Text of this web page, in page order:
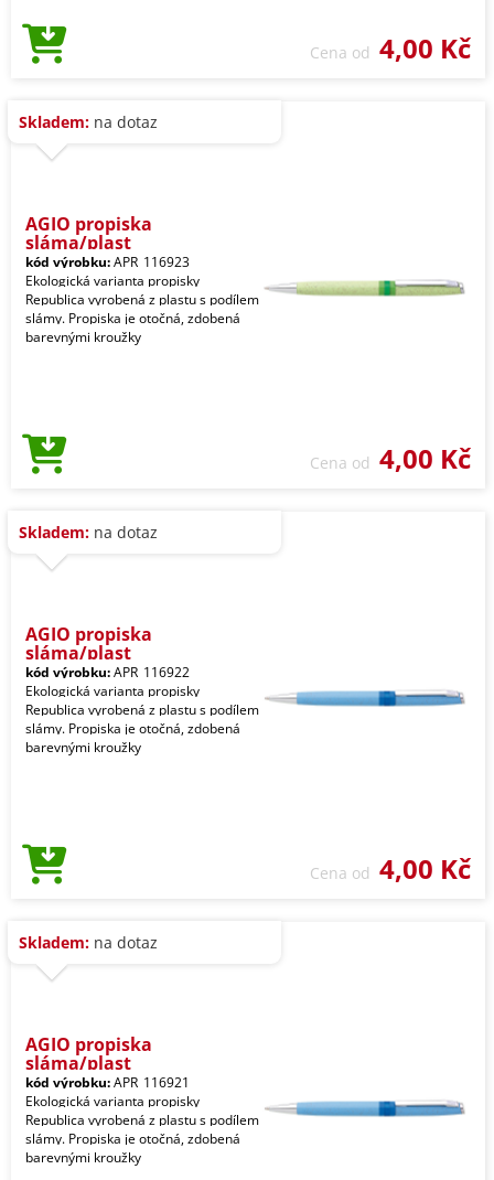
Cena od 4,00 Kč
Skladem: na dotaz
AGIO propiska
sláma/plast
kód výrobku:APR_116923
Ekologická varianta propisky
Republica vyrobená z plastu s podílem
slámy. Propiska je otočná, zdobená
barevnými kroužky
Cena od 4,00 Kč
Skladem: na dotaz
AGIO propiska
sláma/plast
kód výrobku:APR_116922
Ekologická varianta propisky
Republica vyrobená z plastu s podílem
slámy. Propiska je otočná, zdobená
barevnými kroužky
Cena od 4,00 Kč
Skladem: na dotaz
AGIO propiska
sláma/plast
kód výrobku:APR_116921
Ekologická varianta propisky
Republica vyrobená z plastu s podílem
slámy. Propiska je otočná, zdobená
barevnými kroužky